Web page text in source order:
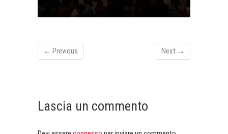
← Previous Next →
Lascia un commento